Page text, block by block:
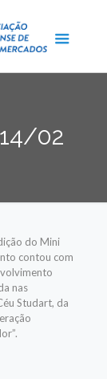
02
do Mini
contou com
nas
Studart, da